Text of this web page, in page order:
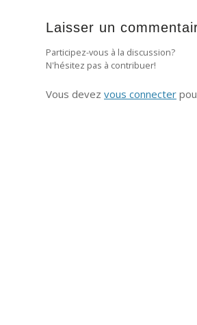
Laisser un
Participez-vous à la discussion?
N'hésitez pas à contribuer!
Vous devez vous connecter